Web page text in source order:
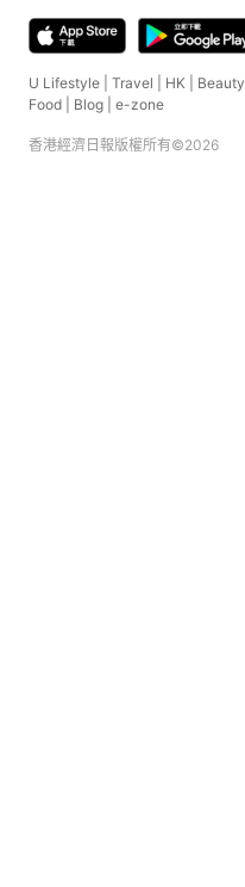
U Lifestyle Travel HK Beauty
Food
Blog e-zone
香港經濟日報版權所有©2026